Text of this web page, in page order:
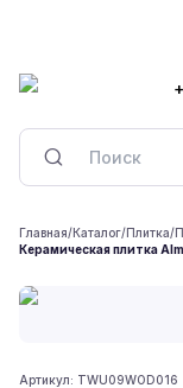
Главная/Каталог/Плитка/
Керамическая плитка
Артикул: TWU09WOD016